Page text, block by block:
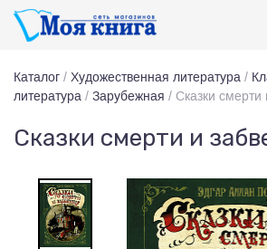
Каталог / Художественная литература /
литература / Зарубежная / Сказки смерти
Сказки смерти и